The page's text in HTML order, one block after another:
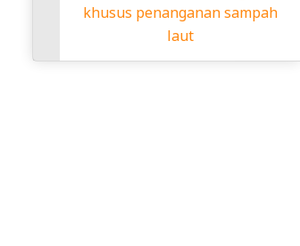
khusus penanganan sampah
laut